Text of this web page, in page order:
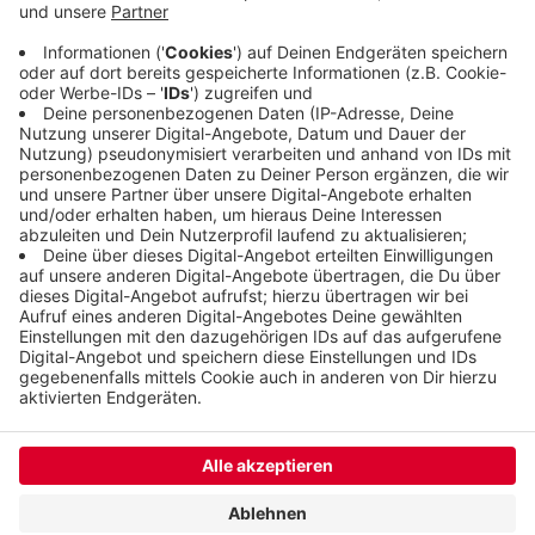
Mutter 40 Euro gefordert. Als die das Geld auch
gestoßen, im Gesicht verletzt und ihr gedroht
haben, sie umzubringen.
Veröffentlicht: Mittwoch, 02.10.2019 06:38
Anzeige
Anzeige